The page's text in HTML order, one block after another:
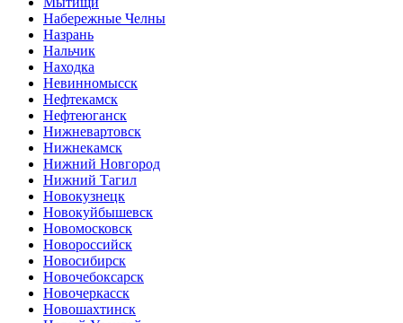
Набережные Челны
Назрань
Нальчик
Находка
Невинномысск
Нефтекамск
Нефтеюганск
Нижневартовск
Нижнекамск
Нижний Новгород
Нижний Тагил
Новокузнецк
Новокуйбышевск
Новомосковск
Новороссийск
Новосибирск
Новочебоксарск
Новочеркасск
Новошахтинск